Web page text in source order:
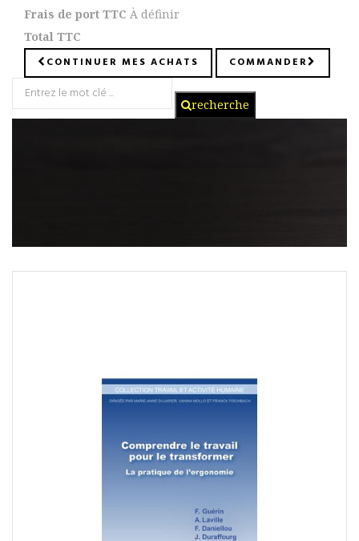
Frais de port TTC À définir
Total TTC
CONTINUER MES ACHATS COMMANDER
recherche